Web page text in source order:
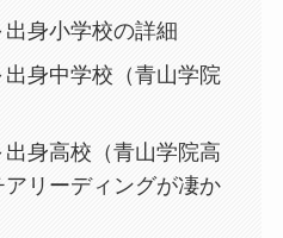
身小学校の詳細
身中学校（青山学院
身高校（青山学院高
リーディングが凄か